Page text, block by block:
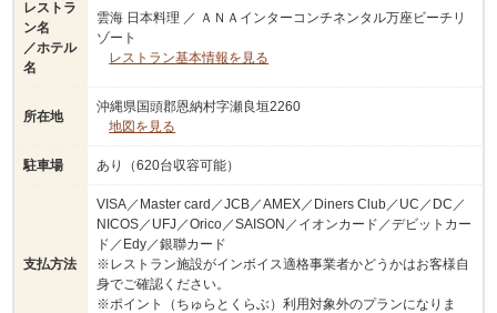
レストラ
ン名
／ホテル
名
雲海 日本料理 ／ ＡＮＡインターコンチネンタル万座ビーチリ
ゾート
レストラン基本情報を見る
所在地
沖縄県国頭郡恩納村字瀬良垣2260
地図を見る
駐車場 あり（620台収容可能）
支払方法
VISA／Master card／JCB／AMEX／Diners Club／UC／DC／
NICOS／UFJ／Orico／SAISON／イオンカード／デビットカー
ド／Edy／銀聯カード
※レストラン施設がインボイス適格事業者かどうかはお客様自
身でご確認ください。
※ポイント（ちゅらとくらぶ）利用対象外のプランになりま